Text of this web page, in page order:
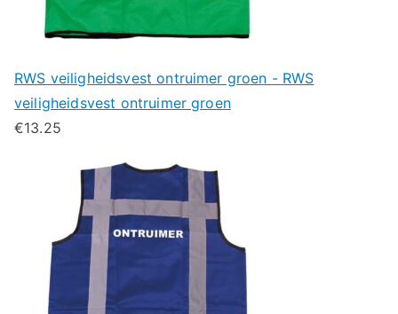
RWS veiligheidsvest ontruimer groen - RWS
veiligheidsvest ontruimer groen
€13.25